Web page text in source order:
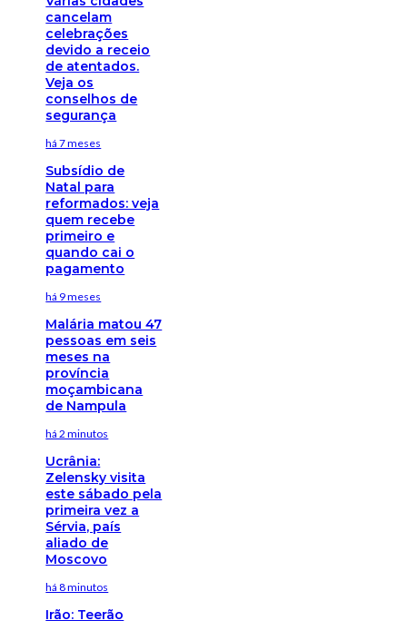
cancelam
celebrações
devido a receio
de atentados.
Veja os
conselhos de
segurança
há 7 meses
Subsídio de
Natal para
reformados: veja
quem recebe
primeiro e
quando cai o
pagamento
há 9 meses
Malária matou 47
pessoas em seis
meses na
província
moçambicana
de Nampula
há 2 minutos
Ucrânia:
Zelensky visita
este sábado pela
primeira vez a
Sérvia, país
aliado de
Moscovo
há 8 minutos
Irão: Teerão